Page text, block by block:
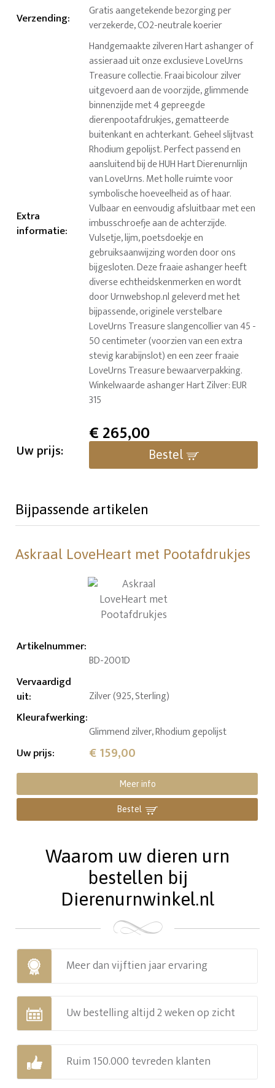
Verzending:
Gratis aangetekende bezorging per
verzekerde, CO2-neutrale koerier
Extra
informatie:
Handgemaakte zilveren Hart ashanger of
assieraad uit onze exclusieve LoveUrns
Treasure collectie. Fraai bicolour zilver
uitgevoerd aan de voorzijde, glimmende
binnenzijde met 4 gepreegde
dierenpootafdrukjes, gematteerde
buitenkant en achterkant. Geheel slijtvast
Rhodium gepolijst. Perfect passend en
aansluitend bij de HUH Hart Dierenurnlijn
van LoveUrns. Met holle ruimte voor
symbolische hoeveelheid as of haar.
Vulbaar en eenvoudig afsluitbaar met een
imbusschroefje aan de achterzijde.
Vulsetje, lijm, poetsdoekje en
gebruiksaanwijzing worden door ons
bijgesloten. Deze fraaie ashanger heeft
diverse echtheidskenmerken en wordt
door Urnwebshop.nl geleverd met het
bijpassende, originele verstelbare
LoveUrns Treasure slangencollier van 45 -
50 centimeter (voorzien van een extra
stevig karabijnslot) en een zeer fraaie
LoveUrns Treasure bewaarverpakking.
Winkelwaarde ashanger Hart Zilver: EUR
315
Uw prijs:
€265,00
Bestel
Bijpassende artikelen
Askraal LoveHeart met Pootafdrukjes
Artikelnummer:
BD-2001D
Vervaardigd
uit: Zilver (925, Sterling)
Kleurafwerking:
Glimmend zilver, Rhodium gepolijst
Uw prijs: € 159,00
Meer info
Bestel
Waarom uw dieren urn
bestellen bij
Dierenurnwinkel.nl
Meer dan vijftien jaar ervaring
Uw bestelling altijd 2 weken op zicht
Ruim 150.000 tevreden klanten